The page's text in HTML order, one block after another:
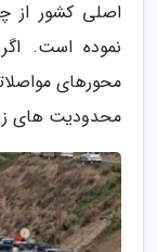
نموده است.
محورهای
محدودیت های زیر